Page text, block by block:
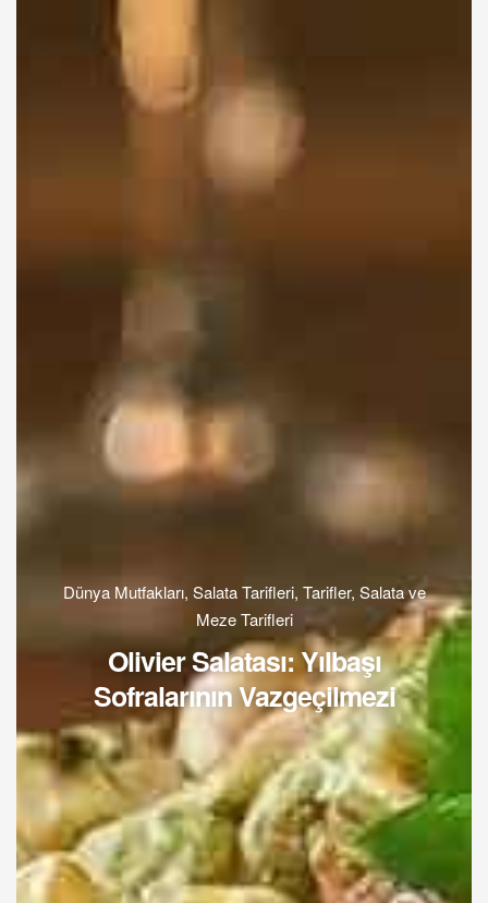
Dünya Mutfakları, Salata Tarifleri, Tarifler, Salata ve
Meze Tarifleri
Olivier Salatası: Yılbaşı
Sofralarının Vazgeçilmezi